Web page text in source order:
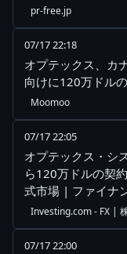
pr-free.jp
07/17 22:18
オプテックス、カ
向けに120万ドル
Moomoo
07/17 22:05
オプテックス・シ
ら120万ドルの契
式市場 | ファイナ
Investing.com - FX |
07/17 22:00